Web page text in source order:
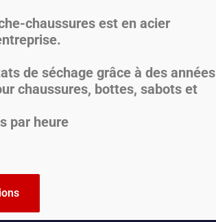
chaussures est en acier
de séchage grâce à des années
chaussures, bottes, sabots et
par heure